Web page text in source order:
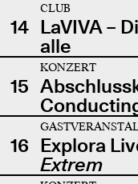
14
CLUB
LaVIVA –
alle
15
KONZERT
16 Explora
Extrem